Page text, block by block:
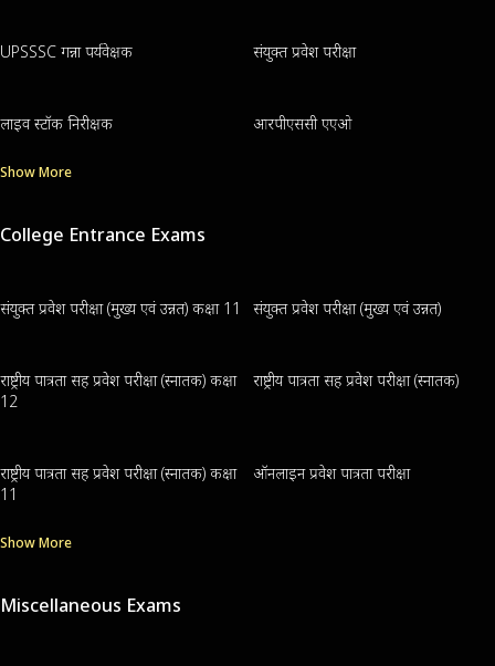
UPSSSC गन्ना पर्यवेक्षक संयुक्त प्रवेश परीक्षा
लाइव स्टॉक निरीक्षक आरपीएससी एएओ
Show More
College Entrance Exams
संयुक्त प्रवेश परीक्षा (मुख्य एवं उन्नत) कक्षा 11 संयुक्त प्रवेश परीक्षा (मुख्य एवं उन्नत)
राष्ट्रीय पात्रता सह प्रवेश परीक्षा (स्नातक) कक्षा
12
राष्ट्रीय पात्रता सह प्रवेश परीक्षा (स्नातक)
राष्ट्रीय पात्रता सह प्रवेश परीक्षा (स्नातक) कक्षा
11
ऑनलाइन प्रवेश पात्रता परीक्षा
Show More
Miscellaneous Exams